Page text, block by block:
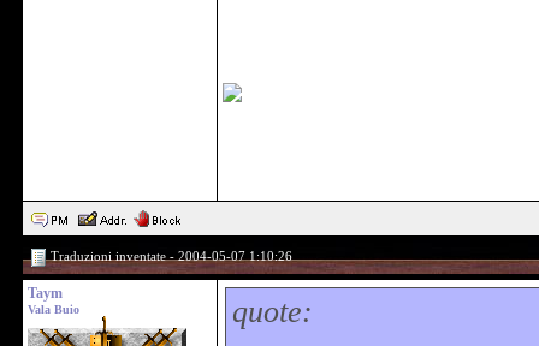
Traduzioni inventate - 2004-05-07 1:10:26
Taym
Vala Buio quote: